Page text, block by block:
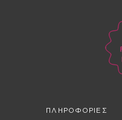
ΠΛΗΡΟΦΟΡΙΕΣ